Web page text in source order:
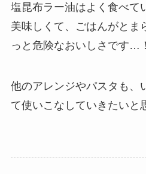
塩昆布ラー油はよく食べて
美味しくて、ごはんがとま
っと危険なおいしさです…！
他のアレンジやパスタも、
て使いこなしていきたいと